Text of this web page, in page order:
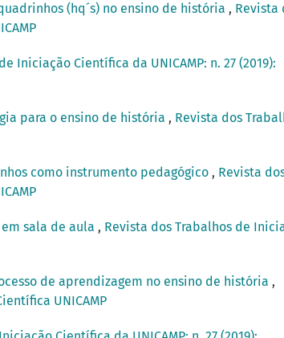
(hq´s) no ensino de história , Revista
Iniciação Científica da UNICAMP: n. 27 (2019):
para o ensino de história , Revista dos
como instrumento pedagógico , Revista
sala de aula , Revista dos Trabalhos de
de aprendizagem no ensino de história ,
UNICAMP